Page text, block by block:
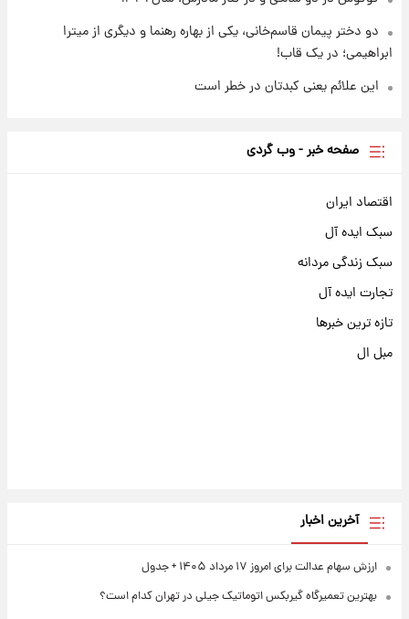
دو دختر پیمان قاسم‌خانی، یکی از بهاره رهنما و دیگری از میترا
ابراهیمی؛ در یک قاب!
این علائم یعنی کبدتان در خطر است
صفحه خبر - وب گردی
اقتصاد ایران
سبک ایده آل
سبک زندگی مردانه
تجارت ایده آل
تازه ترین خبرها
مبل ال
آخرین اخبار
ارزش سهام عدالت برای امروز ۱۷ مرداد ۱۴۰۵ + جدول
بهترین تعمیرگاه گیربکس اتوماتیک جیلی در تهران کدام است؟